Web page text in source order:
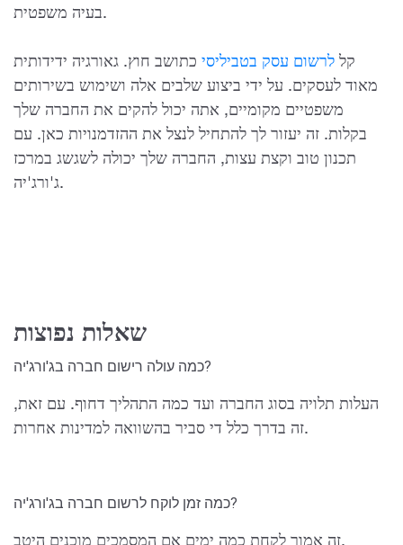
בעיה משפטית.
קל לרשום עסק בטביליסי כתושב חוץ. גאורגיה ידידותית
מאוד לעסקים. על ידי ביצוע שלבים אלה ושימוש בשירותים
משפטיים מקומיים, אתה יכול להקים את החברה שלך
בקלות. זה יעזור לך להתחיל לנצל את ההזדמנויות כאן. עם
תכנון טוב וקצת עצות, החברה שלך יכולה לשגשג במרכז
ג'ורג'יה.
שאלות נפוצות
כמה עולה רישום חברה בג'ורג'יה?
העלות תלויה בסוג החברה ועד כמה התהליך דחוף. עם זאת,
זה בדרך כלל די סביר בהשוואה למדינות אחרות.
כמה זמן לוקח לרשום חברה בג'ורג'יה?